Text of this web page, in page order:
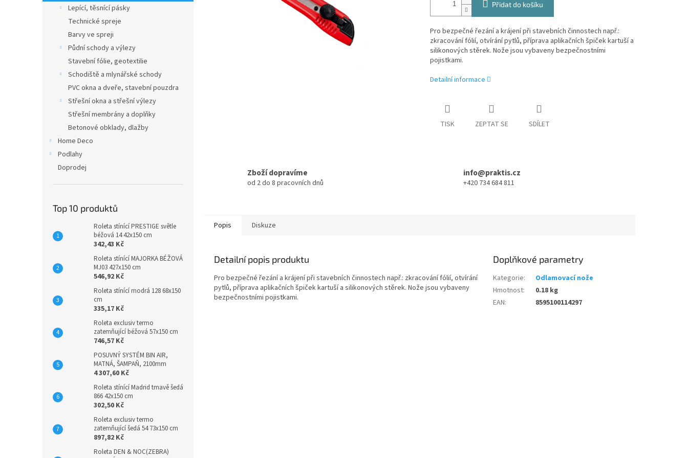
n
Lepící, těsnící pásky
Technické spreje
Barvy ve spreji
Půdní schody a výlezy
Stavební fólie, geotextilie
Schodiště a mlynářské schody
PVC okna a dveře, stavební pouzdra
Střešní okna a střešní výlezy
Střešní membrány a doplňky
Betonové obklady, dlažby
Home Deco
Podlahy
Doprodej
Top 10 produktů
Roleta stínící PRESTIGE světle
béžová 14 42x150 cm
342,43 Kč
Roleta stínící MAJORKA BÉŽOVÁ
MJ03 427x150 cm
546,92 Kč
Roleta stínící modrá 128 68x150
cm
335,17 Kč
Roleta exclusiv termo
zatemňující béžová 57x150 cm
746,57 Kč
POSUVNÝ SYSTÉM BIN AIR,
MATNÁ, ŠAMPAŇ, 2100mm
4 307,60 Kč
Roleta stínící Madrid tmavě šedá
866 42x150 cm
302,50 Kč
Roleta exclusiv termo
zatemňující šedá 54 73x150 cm
897,82 Kč
Roleta DEN & NOC(ZEBRA)
Přidat do košíku
Pro bezpečné řezání a krájení při stavebních činnostech např.:
zkracování fólií, otvírání pytlů, příprava aplikačních špiček kartuší a
silikonových stěrek. Nože jsou vybaveny bezpečnostními
pojistkami.
Detailní informace
TISK ZEPTAT SE SDÍLET
Zboží dopravíme
od 2 do 8 pracovních dnů
info@praktis.cz
+420 734 684 811
Popis Diskuze
Detailní popis produktu
Pro bezpečné řezání a krájení při stavebních činnostech např.: zkracování fólií, otvírání
pytlů, příprava aplikačních špiček kartuší a silikonových stěrek. Nože jsou vybaveny
bezpečnostními pojistkami.
Doplňkové parametry
Kategorie:
Odlamovací nože
Hmotnost:
0.18 kg
EAN: 8595100114297